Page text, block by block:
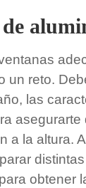
un reto.
las
a la altura.
obtener